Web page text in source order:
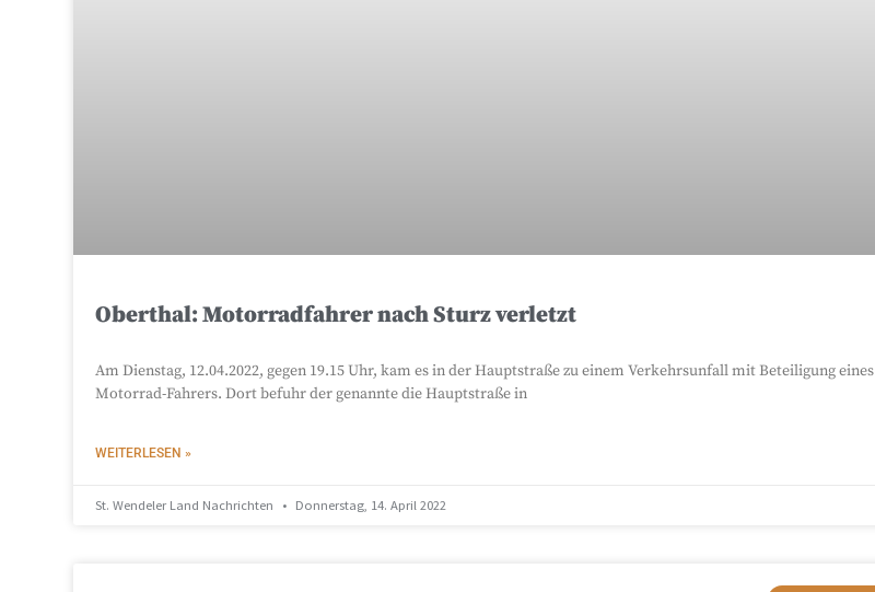
Oberthal: Motorradfahrer nach Sturz verletzt
Am Dienstag, 12.04.2022, gegen 19.15 Uhr, kam es in der Hauptstraße zu einem Verkehrsunfall mit Beteiligung eines
Motorrad-Fahrers. Dort befuhr der genannte die Hauptstraße in
WEITERLESEN »
St. Wendeler Land Nachrichten Donnerstag, 14. April 2022